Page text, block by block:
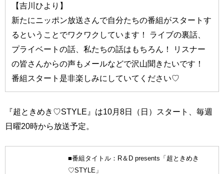
【吉川ひより】
新たにニッポン放送さんで自分たちの番組がスタートす
るということでワクワクしています！ ライブの裏話、
プライベートの話、私たちの話はもちろん！ リスナー
の皆さんからの声もメールなどで沢山聞きたいです！
番組スタート是非楽しみにしていてください♡
『超ときめき♡STYLE』は10月8日（日）スタート、毎週
日曜20時から放送予定。
■番組タイトル：R＆D presents「超ときめき
♡STYLE」